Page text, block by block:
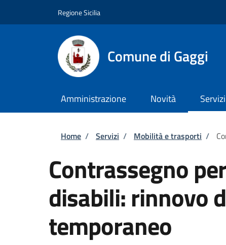
Regione Sicilia
Comune di Gaggi
Amministrazione Novità Servizi
Briciole di pane
Home / Servizi / Mobilità e trasporti /
Contrassegno
disabili: rinnovo
temporaneo